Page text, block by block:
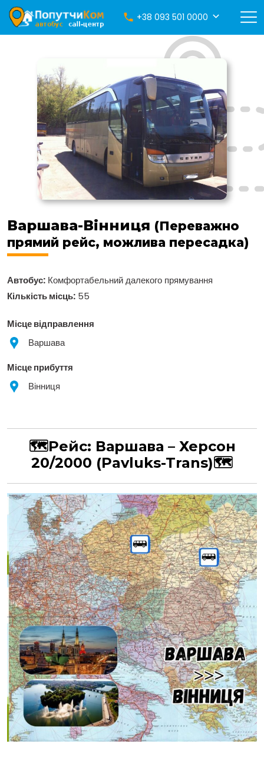
+38 093 501 0000
Варшава-Вінниця (Переважно
прямий рейс, можлива пересадка)
Автобус: Комфортабельний далекого прямування
Кількість місць: 55
Місце відправлення
Варшава
Місце прибуття
Вінниця
🗺Рейс: Варшава – Херсон
20/2000 (Pavluks-Trans)🗺